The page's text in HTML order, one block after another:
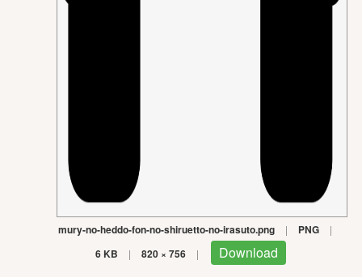
mury-no-heddo-fon-no-shiruetto-no-irasuto.png | PNG |
6 KB | 820 × 756 | Download